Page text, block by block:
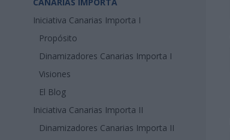
Iniciativa Canarias Importa I
Propósito
Dinamizadores Canarias Importa I
Visiones
El Blog
Iniciativa Canarias Importa II
Dinamizadores Canarias Importa II